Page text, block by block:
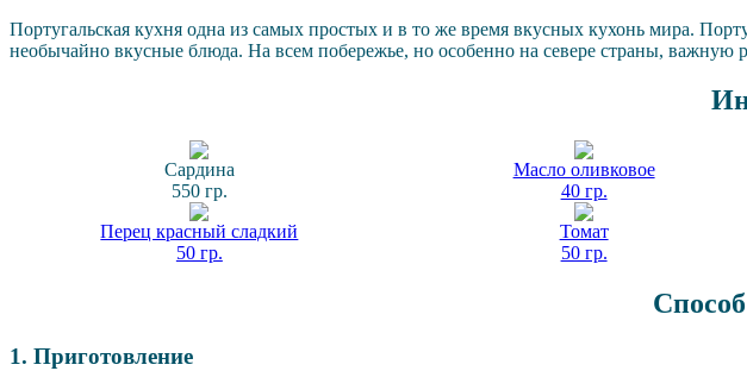
Португальская кухня одна из самых простых и в то же время вкусных кухонь мира.
необычайно вкусные блюда. На всем побережье, но особенно на севере страны, важную
Сардина
550 гр.
Масло оливковое
40 гр.
Перец красный сладкий
50 гр.
Томат
50 гр.
1. Приготовление